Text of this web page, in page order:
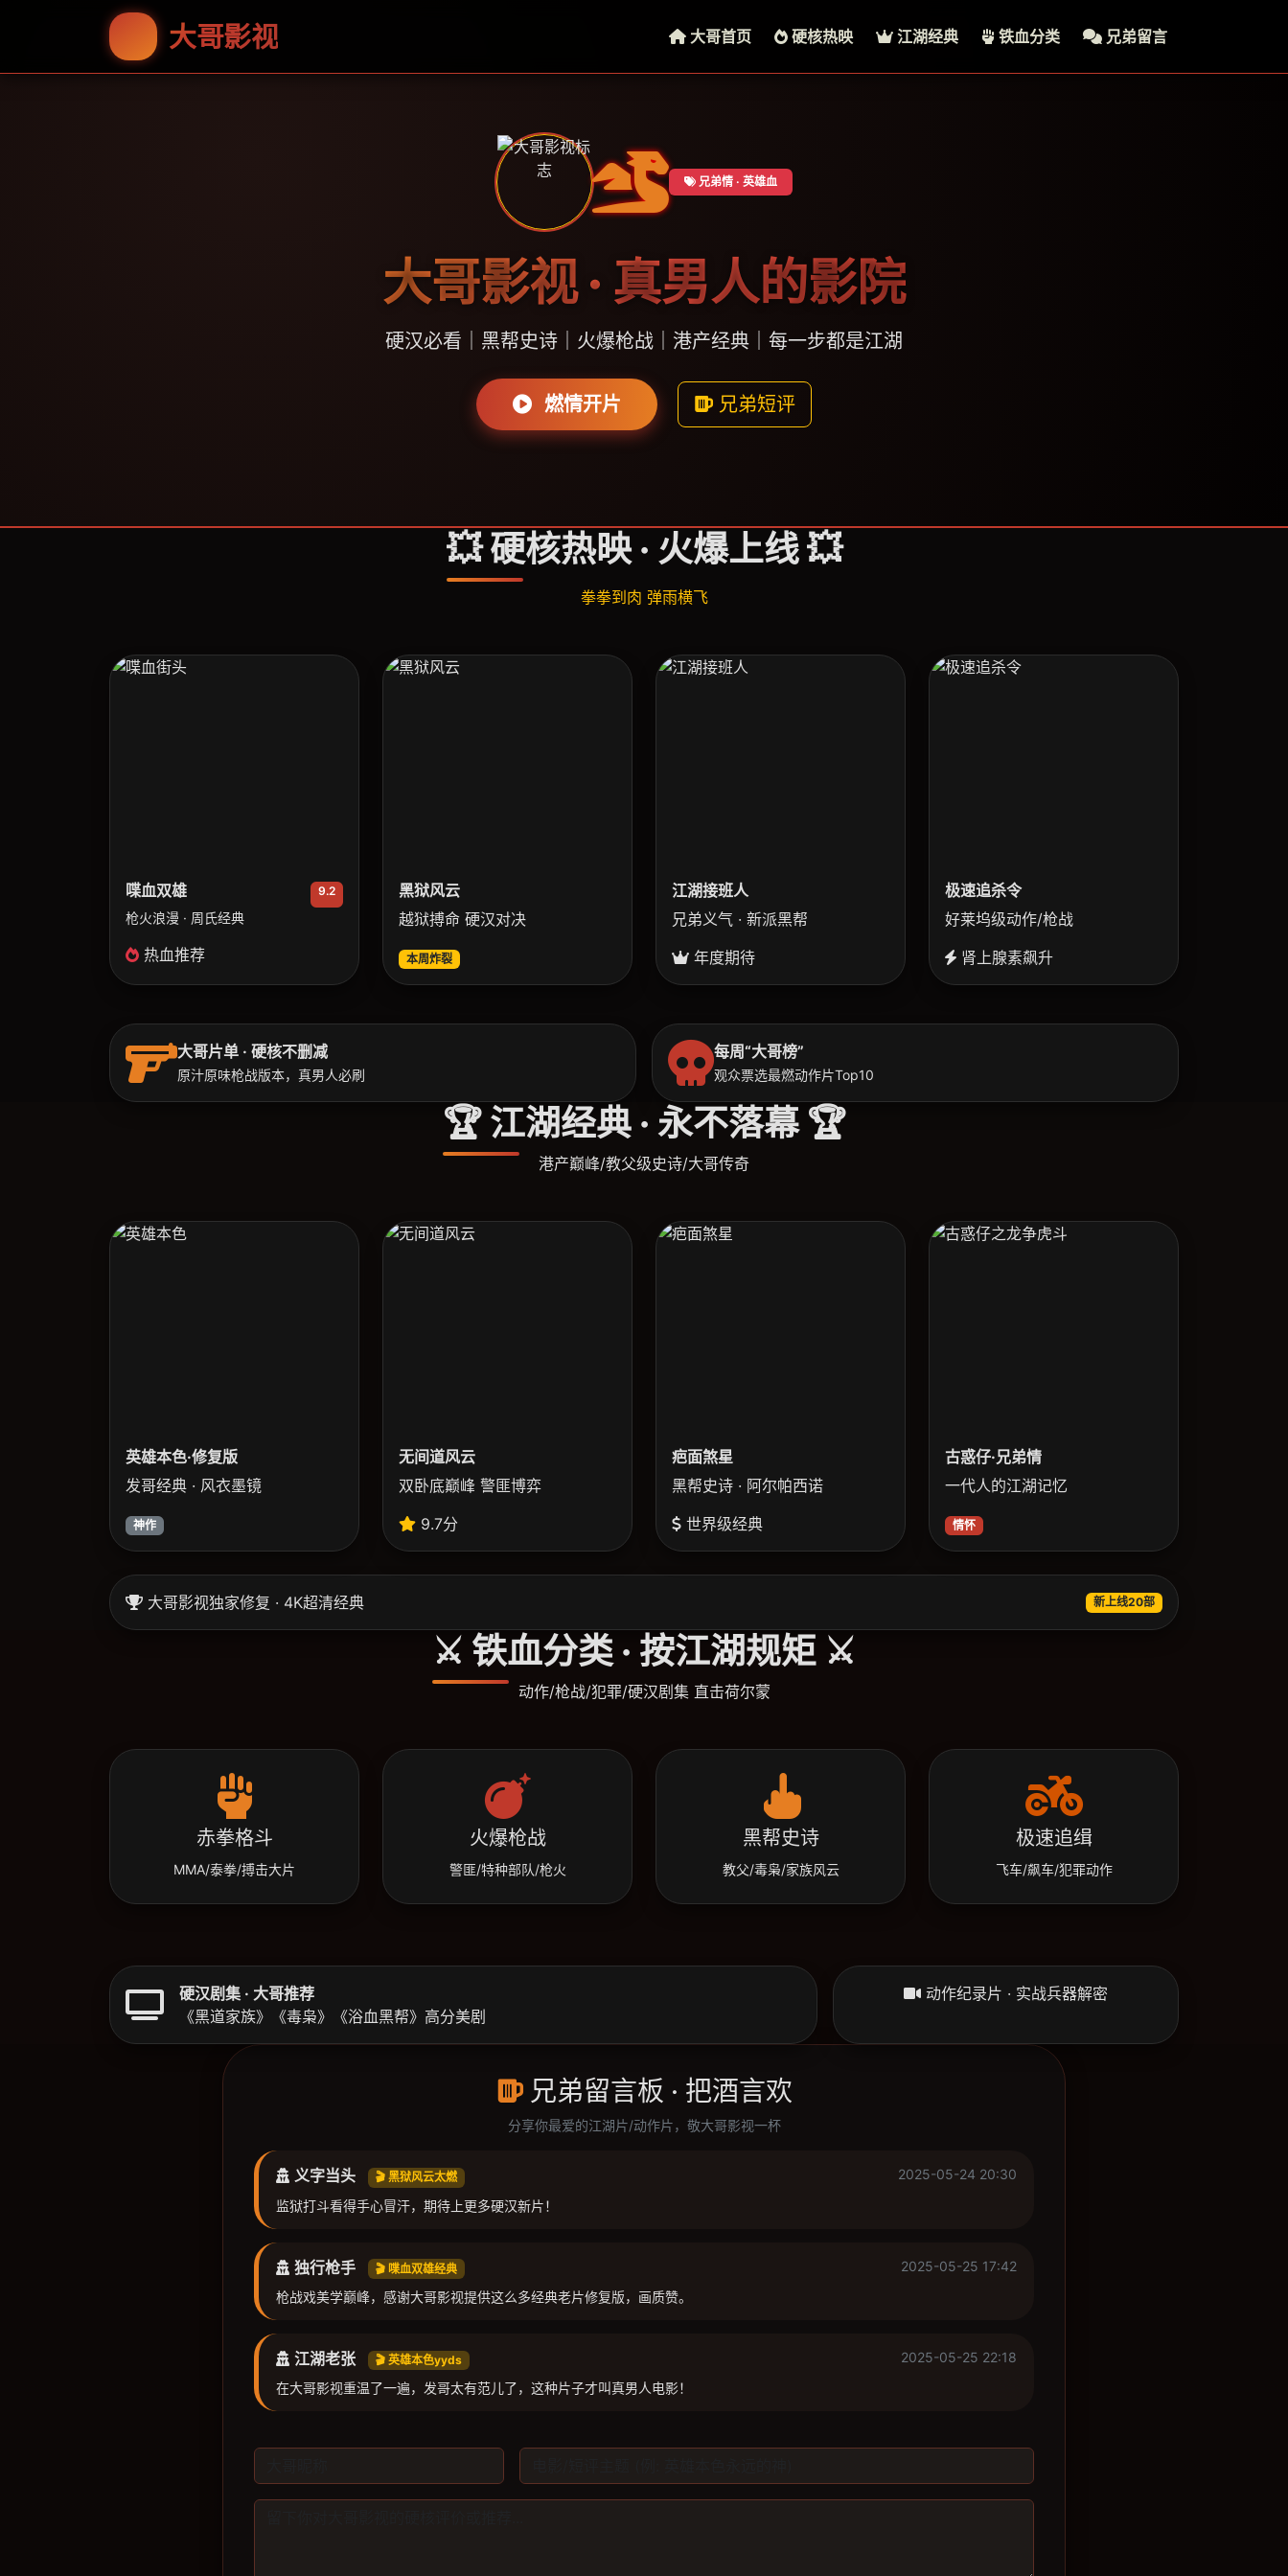
大哥影视 大哥首页 硬核热映 江湖经典 铁血分类 兄弟留言
兄弟情 · 英雄血
大哥影视 · 真男人的影院
硬汉必看｜黑帮史诗｜火爆枪战｜港产经典｜每一步都是江湖
燃情开片 兄弟短评
💥 硬核热映 · 火爆上线 💥
拳拳到肉 弹雨横飞
喋血双雄 9.2
枪火浪漫 · 周氏经典
热血推荐
黑狱风云
越狱搏命 硬汉对决
本周炸裂
江湖接班人
兄弟义气 · 新派黑帮
年度期待
极速追杀令
好莱坞级动作/枪战
肾上腺素飙升
大哥片单 · 硬核不删减
原汁原味枪战版本，真男人必刷
每周“大哥榜”
观众票选最燃动作片Top10
🏆 江湖经典 · 永不落幕 🏆
港产巅峰/教父级史诗/大哥传奇
英雄本色·修复版
发哥经典 · 风衣墨镜
神作
无间道风云
双卧底巅峰 警匪博弈
9.7分
疤面煞星
黑帮史诗 · 阿尔帕西诺
世界级经典
古惑仔·兄弟情
一代人的江湖记忆
情怀
大哥影视独家修复 · 4K超清经典 新上线20部
⚔️ 铁血分类 · 按江湖规矩 ⚔️
动作/枪战/犯罪/硬汉剧集 直击荷尔蒙
赤拳格斗
MMA/泰拳/搏击大片
火爆枪战
警匪/特种部队/枪火
黑帮史诗
教父/毒枭/家族风云
极速追缉
飞车/飙车/犯罪动作
硬汉剧集 · 大哥推荐
《黑道家族》《毒枭》《浴血黑帮》高分美剧
动作纪录片 · 实战兵器解密
兄弟留言板 · 把酒言欢
分享你最爱的江湖片/动作片，敬大哥影视一杯
义字当头 🎬 黑狱风云太燃
2025-05-24 20:30
监狱打斗看得手心冒汗，期待上更多硬汉新片！
独行枪手 🎬 喋血双雄经典
2025-05-25 17:42
枪战戏美学巅峰，感谢大哥影视提供这么多经典老片修复版，画质赞。
江湖老张 🎬 英雄本色yyds
2025-05-25 22:18
在大哥影视重温了一遍，发哥太有范儿了，这种片子才叫真男人电影！